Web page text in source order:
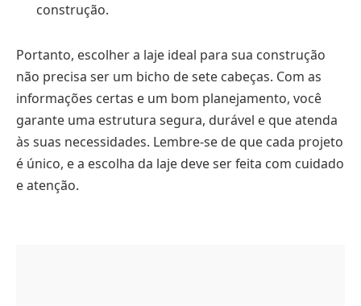
construção.
Portanto, escolher a laje ideal para sua construção
não precisa ser um bicho de sete cabeças. Com as
informações certas e um bom planejamento, você
garante uma estrutura segura, durável e que atenda
às suas necessidades. Lembre-se de que cada projeto
é único, e a escolha da laje deve ser feita com cuidado
e atenção.